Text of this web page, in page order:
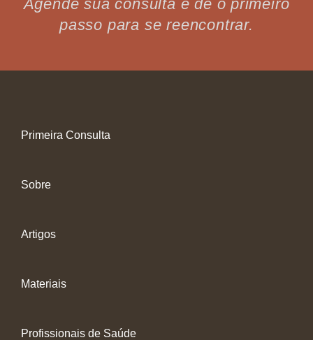
Agende sua consulta e dê o primeiro
passo para se reencontrar.
Primeira Consulta
Sobre
Artigos
Materiais
Profissionais de Saúde